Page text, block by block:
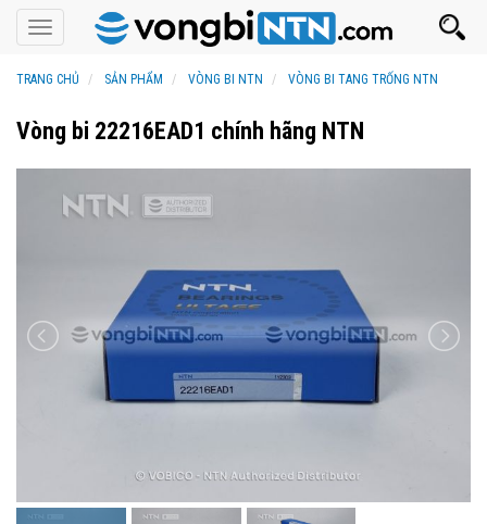
Toggle
navigation
TRANG CHỦ SẢN PHẨM VÒNG BI NTN VÒNG BI TANG TRỐNG NTN
Vòng bi 22216EAD1 chính hãng NTN